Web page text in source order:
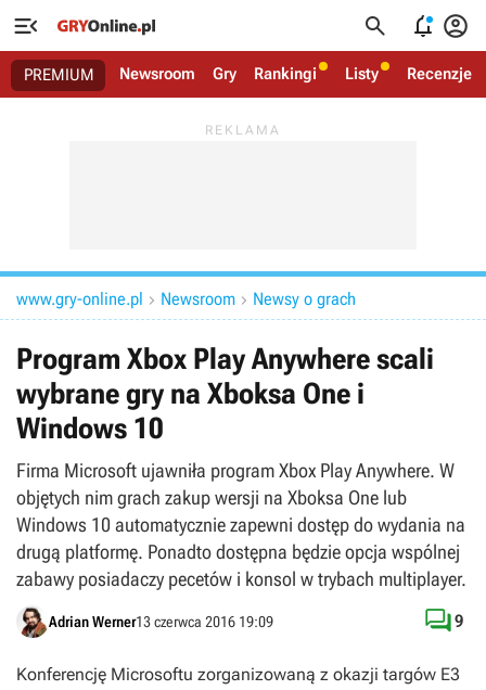
   
PREMIUM Newsroom Gry Rankingi Listy Recenzje
www.gry-online.pl  Newsroom  Newsy o grach
Program Xbox Play Anywhere scali
wybrane gry na Xboksa One i
Windows 10
Firma Microsoft ujawniła program Xbox Play Anywhere. W
objętych nim grach zakup wersji na Xboksa One lub
Windows 10 automatycznie zapewni dostęp do wydania na
drugą platformę. Ponadto dostępna będzie opcja wspólnej
zabawy posiadaczy pecetów i konsol w trybach multiplayer.
Adrian Werner13 czerwca 2016 19:09 9
Konferencję Microsoftu zorganizowaną z okazji targów E3